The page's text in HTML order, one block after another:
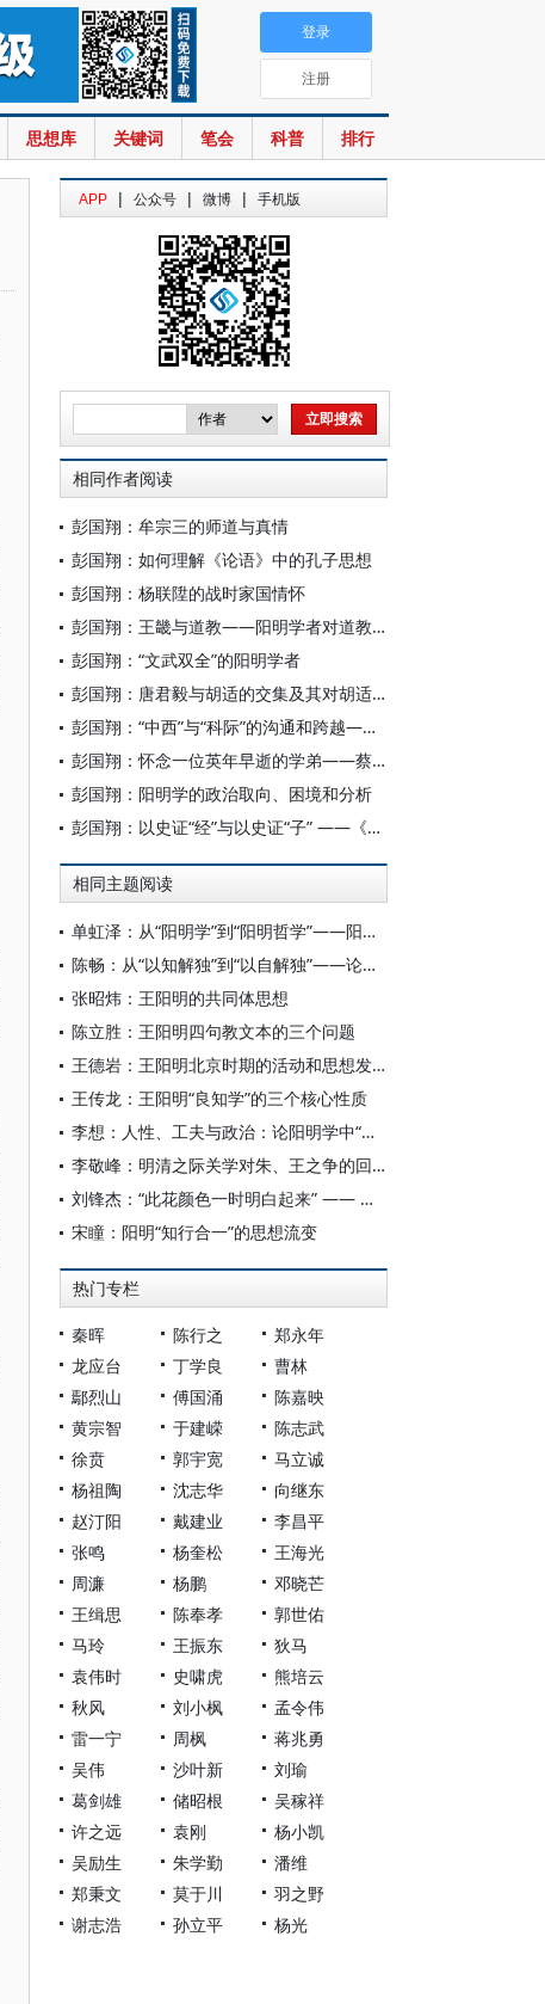
思想库 关键词 笔会 科普 排行
登录
注册
APP | 公众号 | 微博 | 手机版
相同作者阅读
彭国翔：牟宗三的师道与真情
彭国翔：如何理解《论语》中的孔子思想
彭国翔：杨联陞的战时家国情怀
彭国翔：王畿与道教——阳明学者对道教内丹学的融摄
彭国翔：“文武双全”的阳明学者
彭国翔：唐君毅与胡适的交集及其对胡适的评价
彭国翔：“中西”与“科际”的沟通和跨越——中国的治学传统及其现代转化
彭国翔：怀念一位英年早逝的学弟——蔡世昌《罗近溪哲学思想研究》序
彭国翔：阳明学的政治取向、困境和分析
彭国翔：以史证“经”与以史证“子” ——《先秦诸子系年》与《两汉经学今古文平议》读后
相同主题阅读
单虹泽：从“阳明学”到“阳明哲学”——阳明心学的现代哲学重构
陈畅：从“以知解独”到“以自解独”——论阳明学派慎独工夫转向及其哲学意义
张昭炜：王阳明的共同体思想
陈立胜：王阳明四句教文本的三个问题
王德岩：王阳明北京时期的活动和思想发展
王传龙：王阳明“良知学”的三个核心性质
李想：人性、工夫与政治：论阳明学中“才”的三重意蕴
李敬峰：明清之际关学对朱、王之争的回应
刘锋杰：“此花颜色一时明白起来” —— 阳明 “ 心物关系说 ” 的美学意涵与现代回响
宋瞳：阳明“知行合一”的思想流变
热门专栏
秦晖 陈行之
郑永年
龙应台
丁学良
曹林
鄢烈山
傅国涌
陈嘉映
黄宗智
于建嵘
陈志武
徐贲
郭宇宽
马立诚
杨祖陶
沈志华
向继东
赵汀阳
戴建业
李昌平
张鸣
杨奎松
王海光
周濂
杨鹏
邓晓芒
王缉思
陈奉孝
郭世佑
马玲
王振东
狄马
袁伟时
史啸虎
熊培云
秋风
刘小枫
孟令伟
雷一宁
周枫
蒋兆勇
吴伟
沙叶新
刘瑜
葛剑雄
储昭根
吴稼祥
许之远
袁刚
杨小凯
吴励生
朱学勤
潘维
郑秉文
莫于川
羽之野
谢志浩
孙立平 杨光